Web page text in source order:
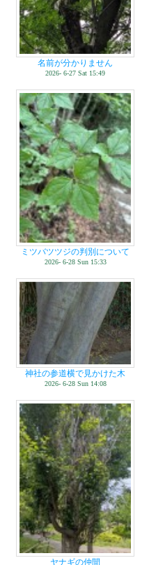
名前が分かりません
2026- 6-27 Sat 15:49
ミツバツツジの判別について
2026- 6-28 Sun 15:33
神社の参道横で見かけた木
2026- 6-28 Sun 14:08
ヤナギの仲間